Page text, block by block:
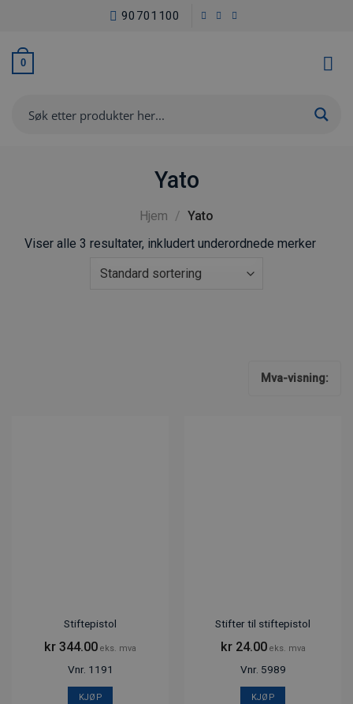
content
90701100
0
Yato
Hjem / Yato
Viser alle 3 resultater, inkludert underordnede merker
Mva-visning:
Stiftepistol
kr 344.00 eks. mva
Vnr. 1191
KJØP
Stifter til stiftepistol
kr24.00 eks. mva
Vnr. 5989
KJØP